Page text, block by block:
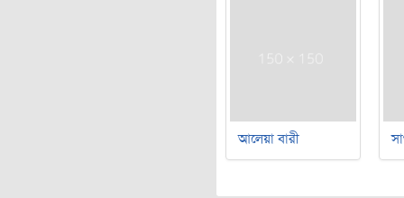
আলেয়া বারী